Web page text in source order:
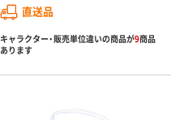
直送品
キャラクター・販売単位違いの商品が9商品
あります